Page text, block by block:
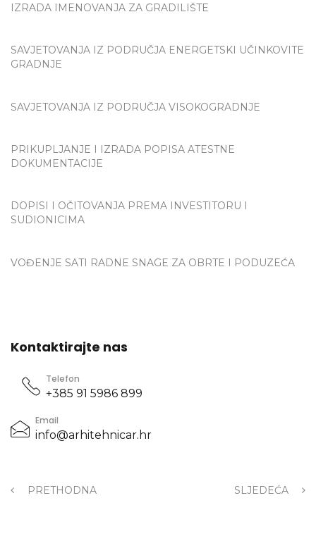
IZRADA IMENOVANJA ZA GRADILIŠTE
SAVJETOVANJA IZ PODRUČJA ENERGETSKI UČINKOVITE
GRADNJE
SAVJETOVANJA IZ PODRUČJA VISOKOGRADNJE
PRIKUPLJANJE I IZRADA POPISA ATESTNE
DOKUMENTACIJE
DOPISI I OČITOVANJA PREMA INVESTITORU I
SUDIONICIMA
VOĐENJE SATI RADNE SNAGE ZA OBRTE I PODUZEĆA
Kontaktirajte nas
Telefon
+385 91 5986 899
Email
info@arhitehnicar.hr
PRETHODNA SLJEDEĆA